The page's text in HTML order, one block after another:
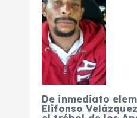
De inmediato
Elifonso